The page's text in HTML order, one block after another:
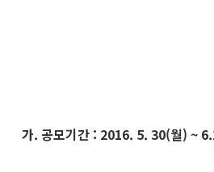
가. 공모기간 : 2016. 5. 30(월) ~